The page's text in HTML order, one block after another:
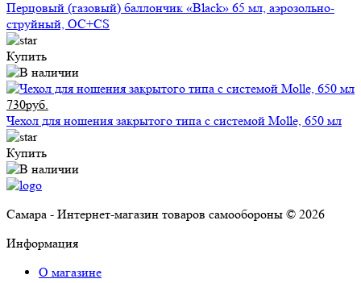
Перцовый (газовый) баллончик «Black» 65 мл, аэрозольно-
струйный, ОC+CS
Купить
730руб.
Чехол для ношения закрытого типа с системой Molle, 650 мл
Купить
Самара - Интернет-магазин товаров самообороны © 2026
Информация
О магазине